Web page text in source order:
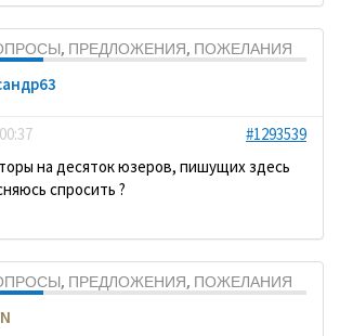
ПРЕДЛОЖЕНИЯ, ПОЖЕЛАНИЯ
#1293539
на десяток юзеров, пишущих здесь
спросить ?
ПРЕДЛОЖЕНИЯ, ПОЖЕЛАНИЯ